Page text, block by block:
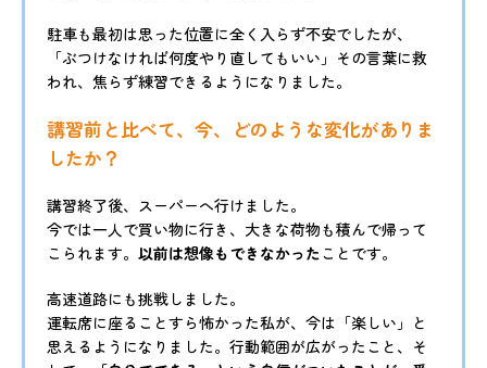
駐車も最初は思った位置に全く入らず不安でしたが、
「ぶつけなければ何度やり直してもいい」その言葉に救
われ、焦らず練習できるようになりました。
講習前と比べて、今、どのような変化がありま
したか？
講習終了後、スーパーへ行けました。
今では一人で買い物に行き、大きな荷物も積んで帰って
こられます。 以前は想像もできなかった ことです。
高速道路にも挑戦しました。
運転席に座ることすら怖かった私が、今は「楽しい」と
思えるようになりました。行動範囲が広がったこと、そ